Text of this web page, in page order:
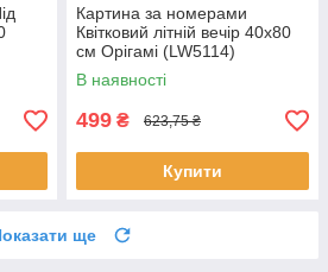
Картина за номерами
Квітковий літній вечір 40x80
см Орігамі (LW5114)
В наявності
499 ₴ 623,75 ₴
Купити
ще